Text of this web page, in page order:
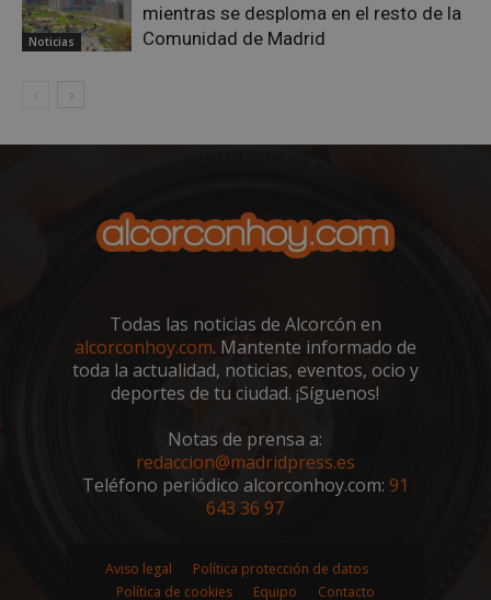
Noticias
mientras se desploma en el resto de la
Comunidad de Madrid
Todas las noticias de Alcorcón en
alcorconhoy.com. Mantente informado de
toda la actualidad, noticias, eventos, ocio y
deportes de tu ciudad. ¡Síguenos!
Notas de prensa a:
redaccion@madridpress.es
Teléfono periódico alcorconhoy.com: 91
643 36 97
Aviso legal
Política protección de datos
Política de cookies
Equipo Contacto
sp_landing
Spotify Inc.
.spotify.com